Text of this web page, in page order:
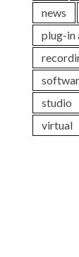
news
plug-in
studio
virtual